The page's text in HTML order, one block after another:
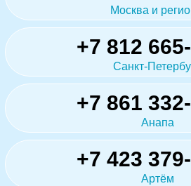
Москва и
+7 812
Санкт-
+7 861
Анапа
+7 423
Артём